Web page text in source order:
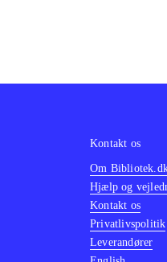
Kontakt os
Om
Hjælp og
Kontakt os
Privatlivspolitik
Leverandører